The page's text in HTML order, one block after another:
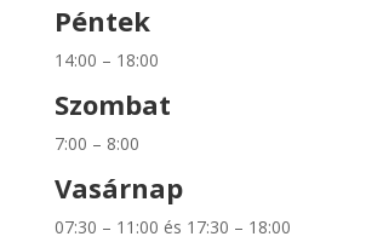
Péntek
14:00 – 18:00
Szombat
7:00 – 8:00
Vasárnap
07:30 – 11:00 és 17:30 – 18:00